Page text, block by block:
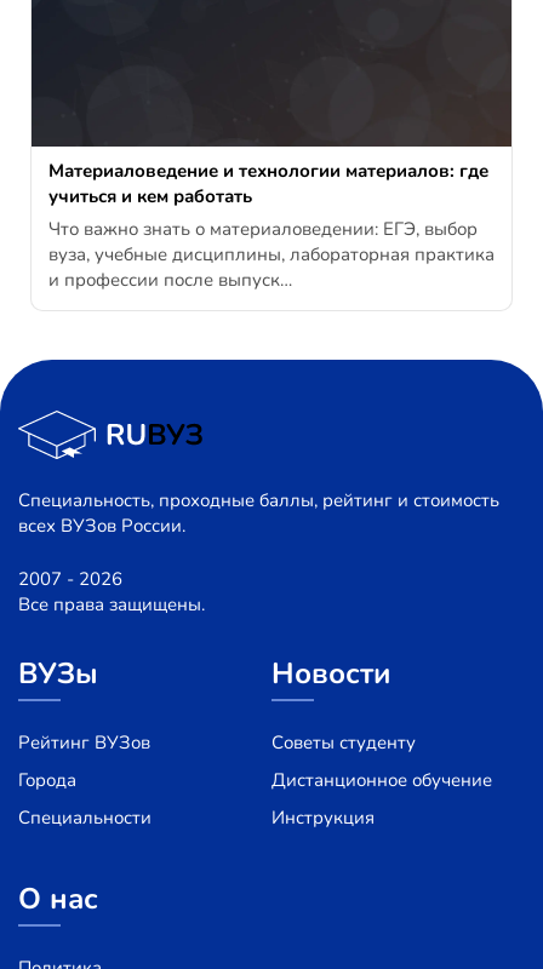
Материаловедение и технологии материалов: где
учиться и кем работать
Что важно знать о материаловедении: ЕГЭ, выбор
вуза, учебные дисциплины, лабораторная практика
и профессии после выпуск…
Специальность, проходные баллы, рейтинг и стоимость
всех ВУЗов России.
2007 - 2026
Все права защищены.
ВУЗы
Рейтинг ВУЗов
Города
Специальности
Новости
Советы студенту
Дистанционное обучение
Инструкция
О нас